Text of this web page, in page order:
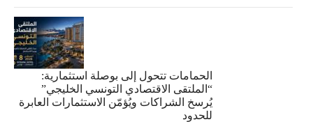
الحمامات تتحول إلى بوصلة استثمارية:
“الملتقى الاقتصادي التونسي الخليجي”
يُرسخ الشراكات ويُؤمّن الاستثمارات العابرة
للحدود